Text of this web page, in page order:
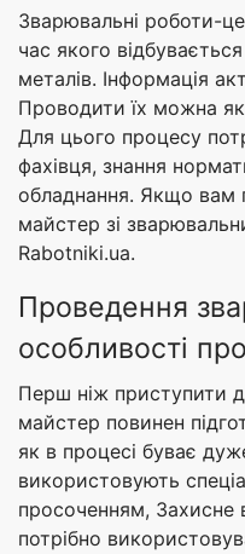
Зварювальні роботи-
час якого
металів. Інформація
Проводити їх можна як
Для цього процесу
фахівця, знання
обладнання. Якщо вам
майстер зі
Rabotniki.ua.
Проведення
особливості
Перш ніж приступити
майстер повинен
як в процесі буває
використовують
просоченням, Захисне
потрібно